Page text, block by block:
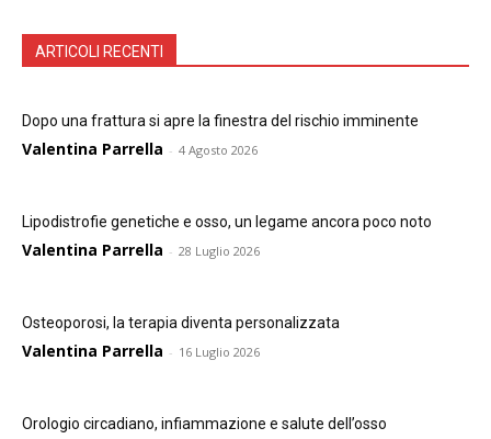
ARTICOLI RECENTI
Dopo una frattura si apre la finestra del rischio imminente
Valentina Parrella - 4 Agosto 2026
Lipodistrofie genetiche e osso, un legame ancora poco noto
Valentina Parrella - 28 Luglio 2026
Osteoporosi, la terapia diventa personalizzata
Valentina Parrella - 16 Luglio 2026
Orologio circadiano, infiammazione e salute dell’osso